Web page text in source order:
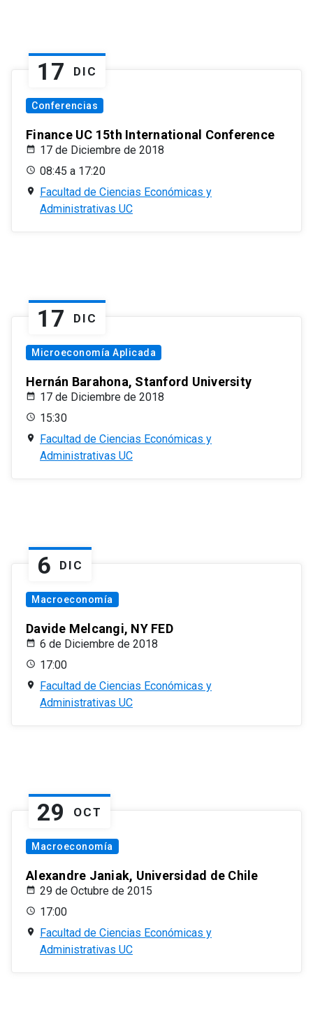
17 DIC
Conferencias
Finance UC 15th International Conference
17 de Diciembre de 2018
08:45 a 17:20
Facultad de Ciencias Económicas y
Administrativas UC
17 DIC
Microeconomía Aplicada
Hernán Barahona, Stanford University
17 de Diciembre de 2018
15:30
Facultad de Ciencias Económicas y
Administrativas UC
6 DIC
Macroeconomía
Davide Melcangi, NY FED
6 de Diciembre de 2018
17:00
Facultad de Ciencias Económicas y
Administrativas UC
29 OCT
Macroeconomía
Alexandre Janiak, Universidad de Chile
29 de Octubre de 2015
17:00
Facultad de Ciencias Económicas y
Administrativas UC